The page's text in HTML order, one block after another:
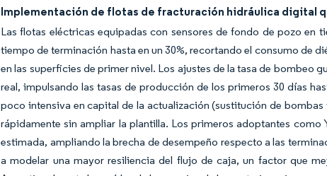
Implementación de flotas de fracturación hidráulica digital
Las flotas eléctricas equipadas con sensores de fondo de pozo en
tiempo de terminación hasta en un 30%, recortando el consumo de
en las superficies de primer nivel. Los ajustes de la tasa de
real, impulsando las tasas de producción de los primeros 30 días
poco intensiva en capital de la actualización (sustitución de
rápidamente sin ampliar la plantilla. Los primeros adoptantes
estimada, ampliando la brecha de desempeño respecto a las
a modelar una mayor resiliencia del flujo de caja, un factor que